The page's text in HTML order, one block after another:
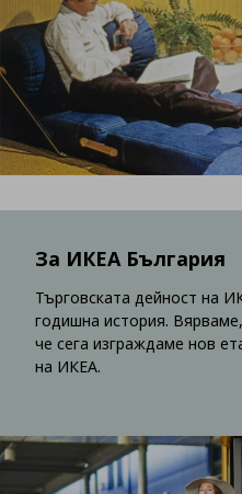
За ИКЕА България
Търговската дейност на
годишна история.
че сега изграждаме нов
на ИКЕА.